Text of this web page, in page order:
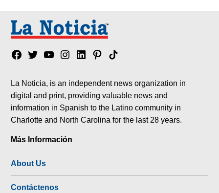
Facebook
TwitterYouTubeInstagram
LinkedinPinterest
Tik
La Noticia, is an independent news organization in
digital and print, providing valuable news and
information in Spanish to the Latino community in
Charlotte and North Carolina for the last 28 years.
Más Información
About Us
Contáctenos